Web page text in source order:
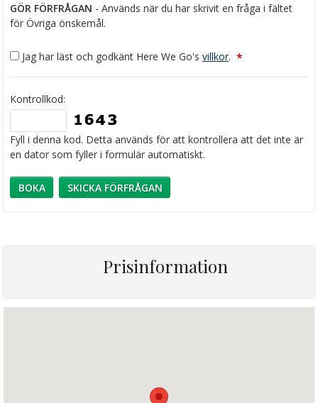
GÖR FÖRFRÅGAN - Används när du har skrivit en fråga i fältet
för Övriga önskemål.
Jag har läst och godkänt Here We Go's villkor. *
Kontrollkod:
Fyll i denna kod. Detta används för att kontrollera att det inte är
en dator som fyller i formulär automatiskt.
Prisinformation